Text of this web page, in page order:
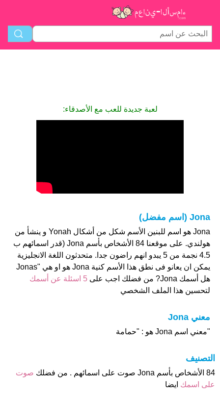
لعبة جديدة للعب مع الأصدقاء:
Jona (اسم مفضل)
Jona هو اسم للبنين الأسم شكل من أشكال Yonah و ينشأ من
هولندي. على موقعنا 84 الأشخاص بأسم Jona (قدر اسمائهم ب
4.5 نجمة من 5 يبدو انهم راضون جدا. متحدثون اللغة الانجليزية
يمكن ان يعانو فى نطق هذا الأسم كنية Jona هو او هي "Jonas
هل أسمك Jona? من فضلك اجب على
5 اسئلة عن أسمك
لتحسين هذا الملف الشخصي
معني Jona
"معني اسم Jona هو : "حمامة
التصنيف
84 الأشخاص بأسم Jona صوت على اسمائهم . من فضلك
صوت
على اسمك ايضا